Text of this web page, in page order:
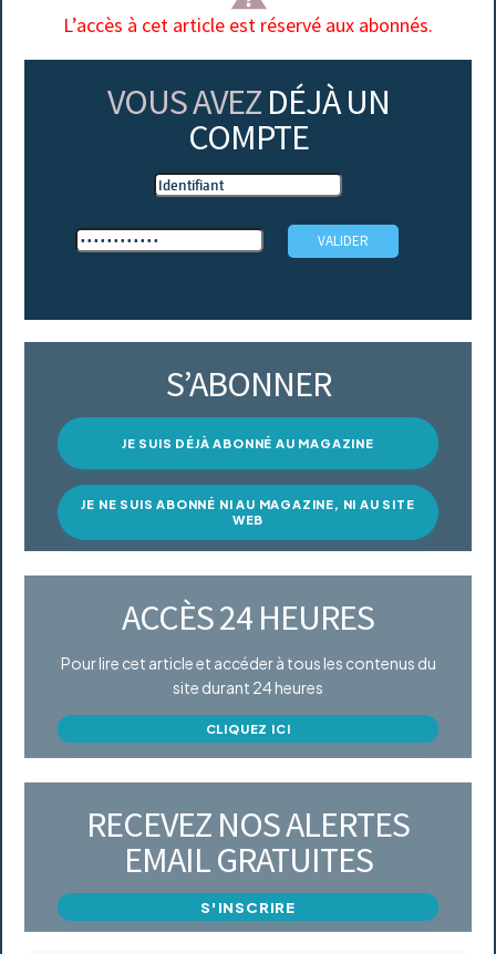
L’accès à cet article est réservé aux abonnés.
VOUS AVEZ DÉJÀ UN
COMPTE
S’ABONNER
JE SUIS DÉJÀ ABONNÉ AU MAGAZINE
JE NE SUIS ABONNÉ NI AU MAGAZINE, NI AU SITE
WEB
ACCÈS 24 HEURES
Pour lire cet article et accéder à tous les contenus du
site durant 24 heures
CLIQUEZ ICI
RECEVEZ NOS ALERTES
EMAIL GRATUITES
S'INSCRIRE